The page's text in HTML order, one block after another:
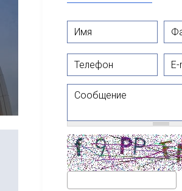
Телефон
Сообщение